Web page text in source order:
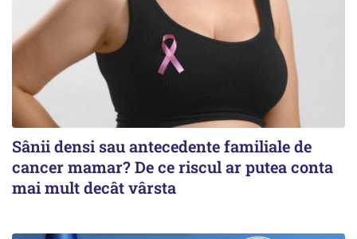
Sânii densi sau antecedente familiale de
cancer mamar? De ce riscul ar putea conta
mai mult decât vârsta